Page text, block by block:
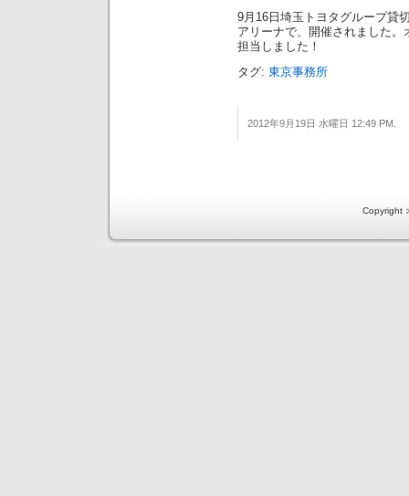
9月16日埼玉トヨタグループ貸
アリーナで、開催されました
担当しました！
タグ: 東京事務所
2012年9月19日 水曜日 12:49 PM.
Copyright